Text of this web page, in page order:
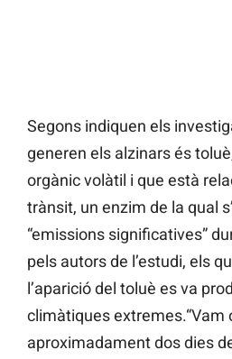
Segons indiquen els
generen els alzinars és
orgànic volàtil i que està
trànsit, un enzim de la qual
“emissions significatives”
pels autors de l’estudi, els
l’aparició del toluè es va
climàtiques extremes.“Vam
aproximadament dos dies